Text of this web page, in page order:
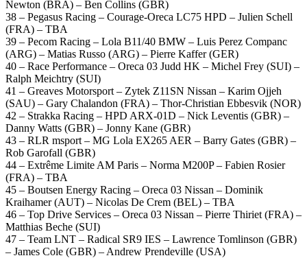
Newton (BRA) – Ben Collins (GBR)
38 – Pegasus Racing – Courage-Oreca LC75 HPD – Julien Schell
(FRA) – TBA
39 – Pecom Racing – Lola B11/40 BMW – Luis Perez Companc
(ARG) – Matias Russo (ARG) – Pierre Kaffer (GER)
40 – Race Performance – Oreca 03 Judd HK – Michel Frey (SUI) –
Ralph Meichtry (SUI)
41 – Greaves Motorsport – Zytek Z11SN Nissan – Karim Ojjeh
(SAU) – Gary Chalandon (FRA) – Thor-Christian Ebbesvik (NOR)
42 – Strakka Racing – HPD ARX-01D – Nick Leventis (GBR) –
Danny Watts (GBR) – Jonny Kane (GBR)
43 – RLR msport – MG Lola EX265 AER – Barry Gates (GBR) –
Rob Garofall (GBR)
44 – Extrême Limite AM Paris – Norma M200P – Fabien Rosier
(FRA) – TBA
45 – Boutsen Energy Racing – Oreca 03 Nissan – Dominik
Kraihamer (AUT) – Nicolas De Crem (BEL) – TBA
46 – Top Drive Services – Oreca 03 Nissan – Pierre Thiriet (FRA) –
Matthias Beche (SUI)
47 – Team LNT – Radical SR9 IES – Lawrence Tomlinson (GBR)
– James Cole (GBR) – Andrew Prendeville (USA)